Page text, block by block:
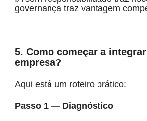
governança traz vantagem
5. Como começar a
empresa?
Aqui está um roteiro prático:
Passo 1 — Diagnóstico